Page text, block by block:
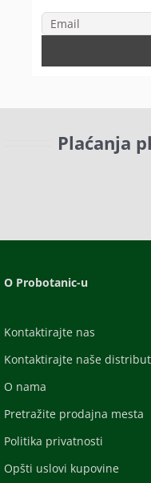
Plaćanja
O Probotanic-u
Kontaktirajte nas
Kontaktirajte naše
O nama
Pretražite prodajna mesta
Politika privatnosti
Opšti uslovi kupovine